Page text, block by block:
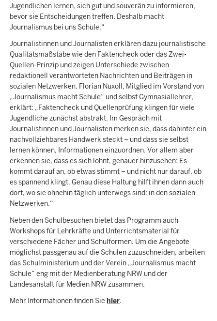
Jugendlichen lernen, sich gut und souverän zu informieren,
bevor sie Entscheidungen treffen. Deshalb macht
Journalismus bei uns Schule.“
Journalistinnen und Journalisten erklären dazu journalistische
Qualitätsmaßstäbe wie den Faktencheck oder das Zwei-
Quellen-Prinzip und zeigen Unterschiede zwischen
redaktionell verantworteten Nachrichten und Beiträgen in
sozialen Netzwerken. Florian Nuxoll, Mitglied im Vorstand von
„Journalismus macht Schule“ und selbst Gymnasiallehrer,
erklärt: „Faktencheck und Quellenprüfung klingen für viele
Jugendliche zunächst abstrakt. Im Gespräch mit
Journalistinnen und Journalisten merken sie, dass dahinter ein
nachvollziehbares Handwerk steckt – und dass sie selbst
lernen können, Informationen einzuordnen. Vor allem aber
erkennen sie, dass es sich lohnt, genauer hinzusehen: Es
kommt darauf an, ob etwas stimmt – und nicht nur darauf, ob
es spannend klingt. Genau diese Haltung hilft ihnen dann auch
dort, wo sie ohnehin täglich unterwegs sind: in den sozialen
Netzwerken.“
Neben den Schulbesuchen bietet das Programm auch
Workshops für Lehrkräfte und Unterrichtsmaterial für
verschiedene Fächer und Schulformen. Um die Angebote
möglichst passgenau auf die Schulen zuzuschneiden, arbeiten
das Schulministerium und der Verein „Journalismus macht
Schule“ eng mit der Medienberatung NRW und der
Landesanstalt für Medien NRW zusammen.
Mehr Informationen finden Sie hier.